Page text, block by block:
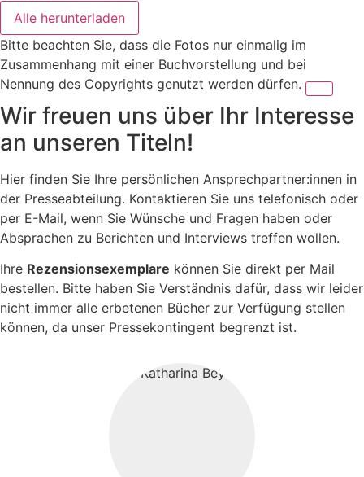
Alle herunterladen
Bitte beachten Sie, dass die Fotos nur einmalig im
Zusammenhang mit einer Buchvorstellung und bei
Nennung des Copyrights genutzt werden dürfen.
Wir freuen uns über Ihr Interesse
an unseren Titeln!
Hier finden Sie Ihre persönlichen Ansprechpartner:innen in
der Presseabteilung. Kontaktieren Sie uns telefonisch oder
per E-Mail, wenn Sie Wünsche und Fragen haben oder
Absprachen zu Berichten und Interviews treffen wollen.
Ihre Rezensionsexemplare können Sie direkt per Mail
bestellen. Bitte haben Sie Verständnis dafür, dass wir leider
nicht immer alle erbetenen Bücher zur Verfügung stellen
können, da unser Pressekontingent begrenzt ist.